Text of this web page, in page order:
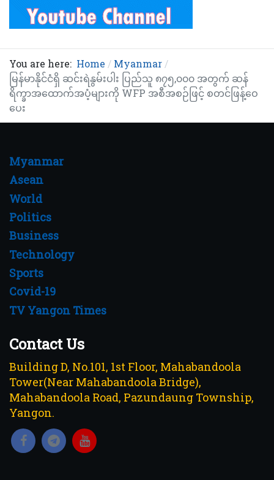
You are here: Home
Myanmar
မြန်မာနိုင်ငံရှိ ဆင်းရဲနွမ်းပါး ပြည်သူ ၈၇၅,၀၀၀ အတွက် ဆန်
ရိက္ခာအထောက်အပံ့များကို WFP အစီအစဉ်ဖြင့် စတင်ဖြန့်ဝေ
ပေး
Myanmar
Asean
World
Politics
Business
Technology
Sports
Covid-19
TV Yangon Times
Contact Us
Building D, No.101, 1st Floor, Mahabandoola
Tower(Near Mahabandoola Bridge),
Mahabandoola Road, Pazundaung Township,
Yangon.